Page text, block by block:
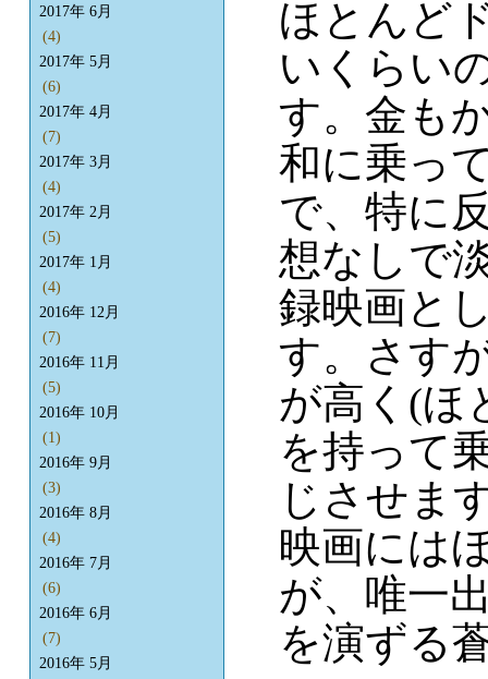
ほとんど
いくらい
す。金も
和に乗っ
で、特に
想なしで
録映画と
す。さす
が高く(ほ
を持って
じさせま
映画には
が、唯一
を演ずる
2017年 6月
(4)
2017年 5月
(6)
2017年 4月
(7)
2017年 3月
(4)
2017年 2月
(5)
2017年 1月
(4)
2016年 12月
(7)
2016年 11月
(5)
2016年 10月
(1)
2016年 9月
(3)
2016年 8月
(4)
2016年 7月
(6)
2016年 6月
(7)
2016年 5月